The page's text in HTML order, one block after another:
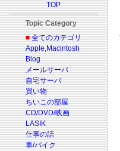
TOP
Topic Category
■ 全てのカテゴリ
Apple,Macintosh
Blog
メールサーバ
自宅サーバ
買い物
ちいこの部屋
CD/DVD/映画
LASIK
仕事の話
車/バイク